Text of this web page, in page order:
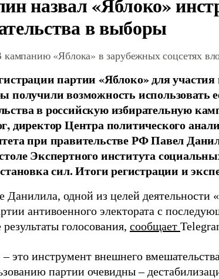
в выборы
кампанию «Яблока» в зарубежных соцсетях
партии «Яблоко» для
получили возможность использовать
в российскую избирательную
директор Центра политического
при правительстве РФ Павел
Экспертного института
сил. Итоги регистрации и
Данилила, одной из целей деятельности
антивоенного электората с
голосования, сообщает
– это инструмент внешнего
партии очевидны –